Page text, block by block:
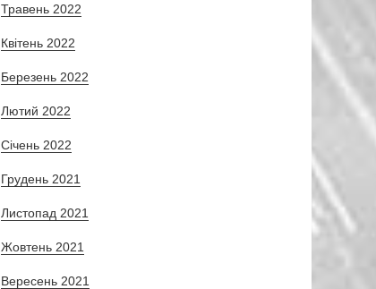
Травень 2022
Квітень 2022
Березень 2022
Лютий 2022
Січень 2022
Грудень 2021
Листопад 2021
Жовтень 2021
Вересень 2021